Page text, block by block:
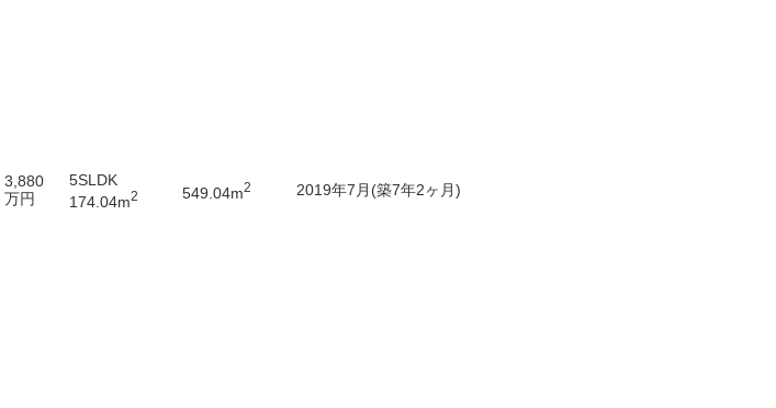
3,880
万円
5SLDK
174.04m2 549.04m2 2019年7月(築7年2ヶ月)